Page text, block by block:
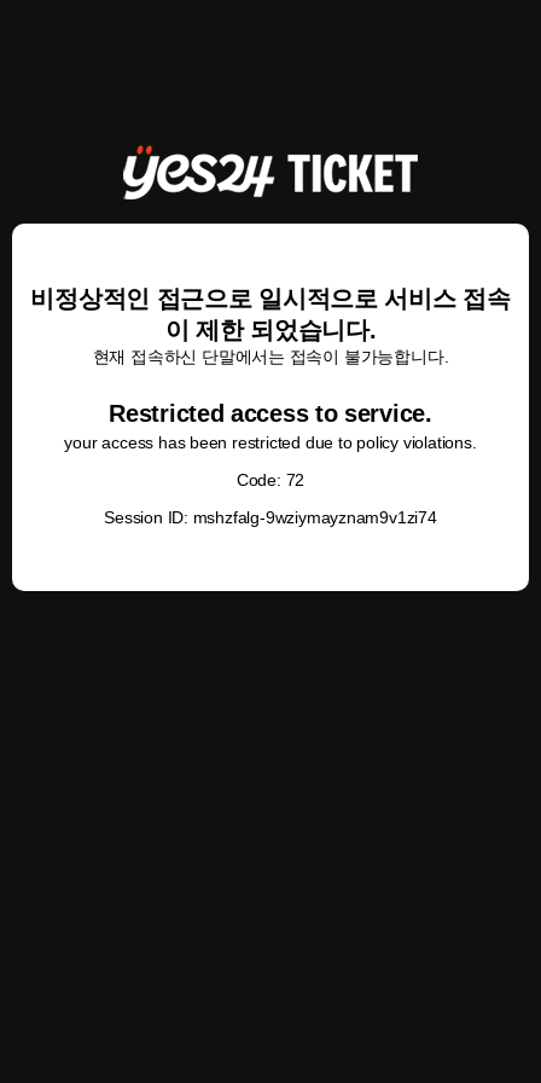
비정상적인 접근으로 일시적으로 서비스 접속
이 제한 되었습니다.
현재 접속하신 단말에서는 접속이 불가능합니다.
Restricted access to service.
your access has been restricted due to policy violations.
Code: 72
Session ID: mshzfalg-9wziymayznam9v1zi74